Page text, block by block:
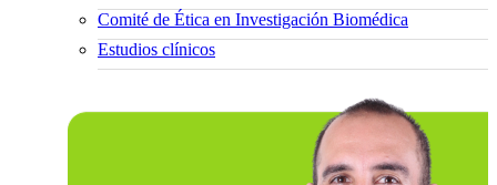
Comité de Ética en Investigación Biomédica
Estudios clínicos